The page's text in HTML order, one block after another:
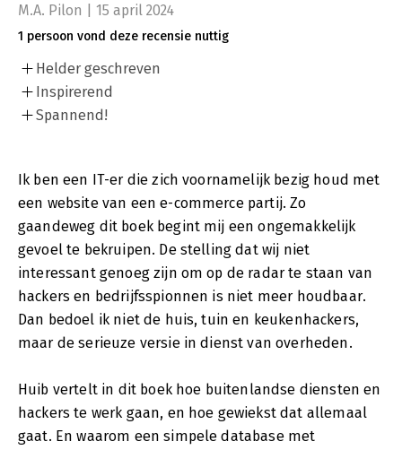
M.A. Pilon | 15 april 2024
1 persoon vond deze recensie nuttig
Helder geschreven
Inspirerend
Spannend!
Ik ben een IT-er die zich voornamelijk bezig houd met
een website van een e-commerce partij. Zo
gaandeweg dit boek begint mij een ongemakkelijk
gevoel te bekruipen. De stelling dat wij niet
interessant genoeg zijn om op de radar te staan van
hackers en bedrijfsspionnen is niet meer houdbaar.
Dan bedoel ik niet de huis, tuin en keukenhackers,
maar de serieuze versie in dienst van overheden.
Huib vertelt in dit boek hoe buitenlandse diensten en
hackers te werk gaan, en hoe gewiekst dat allemaal
gaat. En waarom een simpele database met